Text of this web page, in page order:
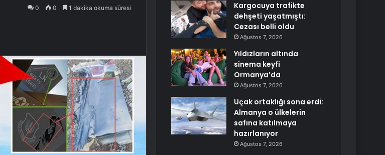
0 0 1 dakika okuma süresi
Kargocuya trafikte
dehşeti yaşatmıştı:
Cezası belli oldu
Ağustos 7, 2026
Yıldızların altında
sinema keyfi
Ormanya’da
Ağustos 7, 2026
Uçak ortaklığı sona erdi:
Almanya o ülkelerin
safına katılmaya
hazırlanıyor
Ağustos 7, 2026